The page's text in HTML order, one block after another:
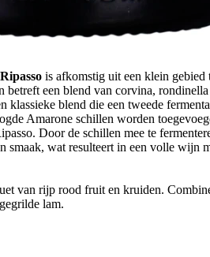
is afkomstig uit een klein gebied
betreft een blend van corvina,
klassieke blend die een tweede
Amarone schillen worden
Door de schillen mee te
smaak, wat resulteert in een volle wijn
van rijp rood fruit en kruiden.
lam.